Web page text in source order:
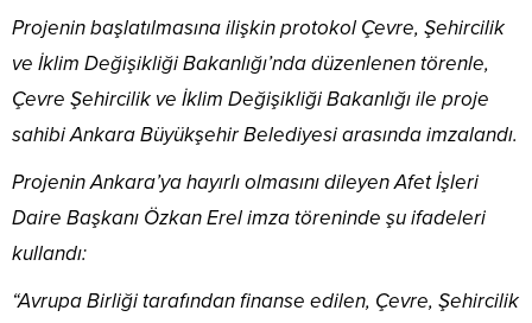
Projenin başlatılmasına ilişkin protokol Çevre, Şehircilik
ve İklim Değişikliği Bakanlığı’nda düzenlenen törenle,
Çevre Şehircilik ve İklim Değişikliği Bakanlığı ile proje
sahibi Ankara Büyükşehir Belediyesi arasında imzalandı.
Projenin Ankara’ya hayırlı olmasını dileyen Afet İşleri
Daire Başkanı Özkan Erel imza töreninde şu ifadeleri
kullandı:
“Avrupa Birliği tarafından finanse edilen, Çevre, Şehircilik